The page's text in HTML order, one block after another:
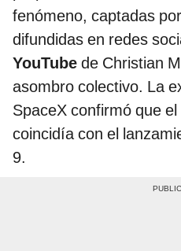
fenómeno, captadas
difundidas en redes
YouTube de Christian
asombro colectivo. La
SpaceX confirmó que
coincidía con el
9.